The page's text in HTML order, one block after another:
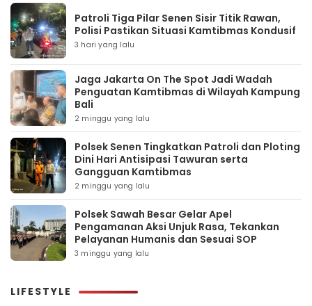
Patroli Tiga Pilar Senen Sisir Titik Rawan,
Polisi Pastikan Situasi Kamtibmas Kondusif
3 hari yang lalu
Jaga Jakarta On The Spot Jadi Wadah
Penguatan Kamtibmas di Wilayah Kampung
Bali
2 minggu yang lalu
Polsek Senen Tingkatkan Patroli dan Ploting
Dini Hari Antisipasi Tawuran serta
Gangguan Kamtibmas
2 minggu yang lalu
Polsek Sawah Besar Gelar Apel
Pengamanan Aksi Unjuk Rasa, Tekankan
Pelayanan Humanis dan Sesuai SOP
3 minggu yang lalu
LIFESTYLE